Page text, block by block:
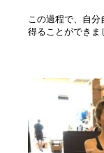
この過程で、自
得ることができま